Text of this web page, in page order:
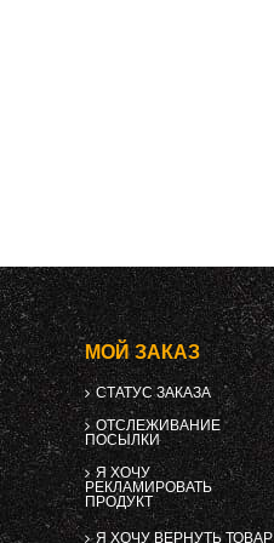
МОЙ ЗАКАЗ
СТАТУС ЗАКАЗА
ОТСЛЕЖИВАНИЕ
ПОСЫЛКИ
Я ХОЧУ
РЕКЛАМИРОВАТЬ
ПРОДУКТ
Я ХОЧУ ВЕРНУТЬ ТОВАР